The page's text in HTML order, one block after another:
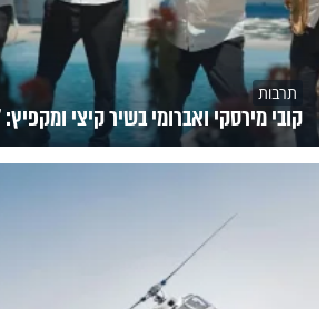
תרבות
קובי מירסקי ואברומי בשיר קיצי